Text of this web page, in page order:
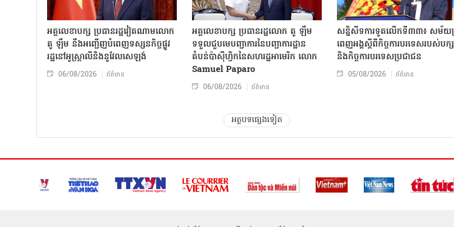
អគ្គលេខាបក្ស ប្រធានរដ្ឋវៀតណាមលោក
តូ ឡឹម នឹងអញ្ជើញបំពេញទស្សនកិច្ចផ្លូវ
រដ្ឋនៅអូស្ត្រាលីនិងនូវែលសេឡង់
06/08/2026 ព័ត៌មាន
អគ្គលេខាបក្ស ប្រធានរដ្ឋលោក តូ ឡឹម
ទទួលជួបមេបញ្ជាការនៃបញ្ជាការដ្ឋាន
តំបន់ប៉ាស៊ីហ្វិកនៃសហរដ្ឋអាមេរិក លោក
Samuel Paparo
06/08/2026 ព័ត៌មាន
សន្និសីទការទូតលើកទី៣៣៖ សម័យ
ពេញអង្គស្តីពីកិច្ច​ការបរទេសរបស់​បក្ស
និងកិច្ច​ការបរទេសប្រជាជន
05/08/2026 ព័ត៌មាន
អត្ថបទផ្សេងទៀត